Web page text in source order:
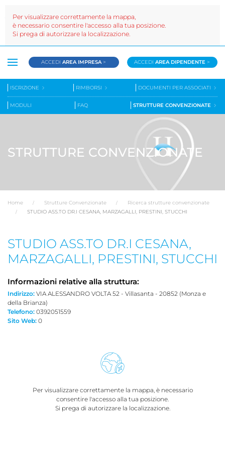
ACCEDIAREA IMPRESA > ACCEDIAREA DIPENDENTE >
ISCRIZIONE RIMBORSI DOCUMENTI PER ASSOCIATI
MODULI FAQ STRUTTURE CONVENZIONATE
STRUTTURE CONVENZIONATE
Home Strutture Convenzionate
Ricerca strutture convenzionate
STUDIO ASS.TO DR.I CESANA, MARZAGALLI, PRESTINI, STUCCHI
STUDIO ASS.TO DR.I CESANA,
MARZAGALLI, PRESTINI, STUCCHI
Informazioni relative alla struttura:
Indirizzo: VIA ALESSANDRO VOLTA 52 - Villasanta - 20852 (Monza e
della Brianza)
Telefono: 0392051559
Sito Web: 0
Per visualizzare correttamente la mappa, è necessario
consentire l'accesso alla tua posizione.
Si prega di autorizzare la localizzazione.
Per visualizzare correttamente la mappa,
è necessario consentire l'accesso alla tua posizione.
Si prega di autorizzare la localizzazione.